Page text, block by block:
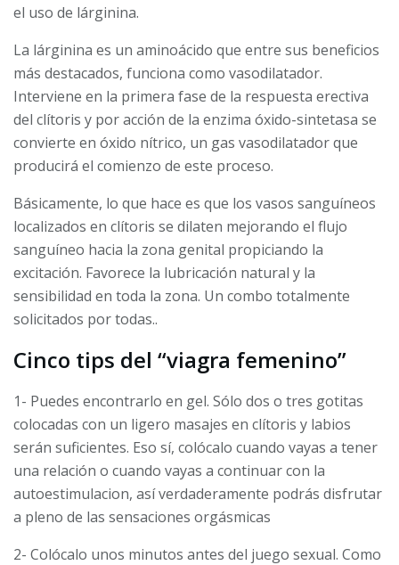
el uso de lárginina.
La lárginina es un aminoácido que entre sus beneficios
más destacados, funciona como vasodilatador.
Interviene en la primera fase de la respuesta erectiva
del clítoris y por acción de la enzima óxido-sintetasa se
convierte en óxido nítrico, un gas vasodilatador que
producirá el comienzo de este proceso.
Básicamente, lo que hace es que los vasos sanguíneos
localizados en clítoris se dilaten mejorando el flujo
sanguíneo hacia la zona genital propiciando la
excitación. Favorece la lubricación natural y la
sensibilidad en toda la zona. Un combo totalmente
solicitados por todas..
Cinco tips del “viagra femenino”
1- Puedes encontrarlo en gel. Sólo dos o tres gotitas
colocadas con un ligero masajes en clítoris y labios
serán suficientes. Eso sí, colócalo cuando vayas a tener
una relación o cuando vayas a continuar con la
autoestimulacion, así verdaderamente podrás disfrutar
a pleno de las sensaciones orgásmicas
2- Colócalo unos minutos antes del juego sexual. Como